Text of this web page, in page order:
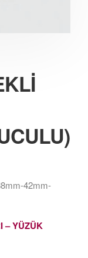
42mm-
– YÜZÜK